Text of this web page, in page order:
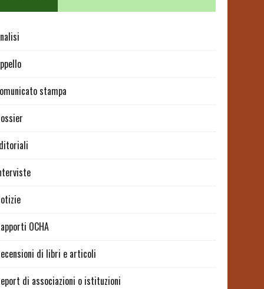
stampa
OCHA
di libri e articoli
di associazioni o istituzioni